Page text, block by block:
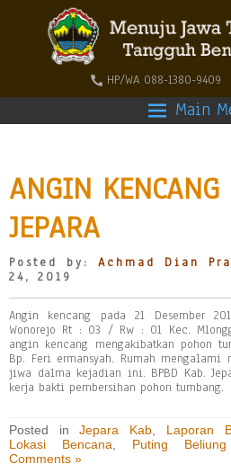
HP/WA 088-1380-9409
Main
ANGIN
JEPARA
Posted by: Achmad Dian
24, 2019
Angin kencang pada 21 Desember
Wonorejo Rt : 03 / Rw : 01 Kec.
angin kencang mengakibatkan pohon
Bp. Feri ermansyah. Rumah mengalami
jiwa dalma kejadian ini. BPBD Kab.
kerja bakti pembersihan pohon tumbang.
Posted inJepara Kab Laporan
Lokasi Bencana
Puting Beliung
Comments »